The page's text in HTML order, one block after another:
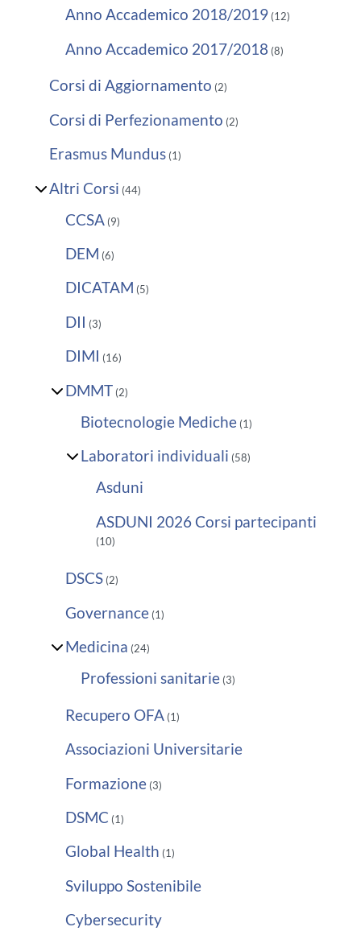
Anno Accademico 2018/2019(12)
Anno Accademico 2017/2018 (8)
Corsi di Aggiornamento (2)
Corsi di Perfezionamento (2)
Erasmus Mundus (1)
Altri Corsi (44)
CCSA(9)
DEM (6)
DICATAM (5)
DII (3)
DIMI (16)
DMMT (2)
Biotecnologie Mediche(1)
Laboratori individuali (58)
Asduni
ASDUNI 2026 Corsi partecipanti
(10)
DSCS(2)
Governance(1)
Medicina (24)
Professioni sanitarie(3)
Recupero OFA(1)
Associazioni Universitarie
Formazione(3)
DSMC (1)
Global Health (1)
Sviluppo Sostenibile
Cybersecurity